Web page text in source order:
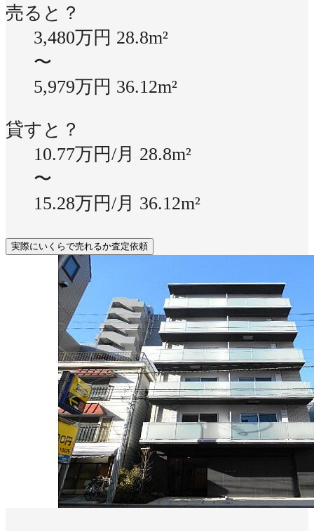
売ると？
3,480万円 28.8m²
〜
5,979万円 36.12m²
貸すと？
10.77万円/月 28.8m²
〜
15.28万円/月 36.12m²
実際にいくらで売れるか査定依頼